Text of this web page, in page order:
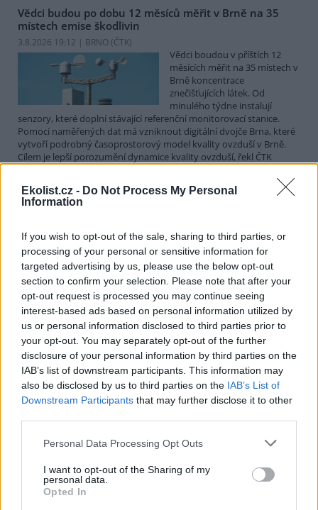
Ekolist.cz - Do Not Process My Personal
Information
If you wish to opt-out of the sale, sharing to third parties, or
processing of your personal or sensitive information for
targeted advertising by us, please use the below opt-out
section to confirm your selection. Please note that after your
opt-out request is processed you may continue seeing
interest-based ads based on personal information utilized by
us or personal information disclosed to third parties prior to
your opt-out. You may separately opt-out of the further
disclosure of your personal information by third parties on the
IAB’s list of downstream participants. This information may
also be disclosed by us to third parties on the IAB’s List of
Downstream Participants that may further disclose it to other
Personal Data Processing Opt Outs
I want to opt-out of the Sharing of my
personal data.
Opted In
Vědci budou po dobu 12 měsíců měřit v Brně na 35
místech emise škodlivin
3.8.2026 19:12 | BRNO (ČTK)
Vědci boudou v příštích 12
měsících měřit na 35 místech v
Brně koncentrace
znečišťujících látek. Od
minulého týdne instalují
senzory, které doplní stávající referenční monitorovací stanice.
Pomocí naměřených dat má vzniknout digitální dvojče Brna, které
vytvoří podrobný časoprostorový model kvality ovzduší v Brně.
Cílem je lepší porozumění dynamice kvality ovzduší, řekl ČTK
Soutěska Sibiř v Teplických skalách v létě chladí, dnes
3.8.2026 16:12 | TEPLICE NAD METUJÍ (ČTK)
Zájem o Teplické skály na
Náchodsku je v letních
měsících značný. Lidé
vyhledávají ve vedrech
příjemné klima skalních měst.
Příkladem je soutěska Sibiř, kde je v létě teplotní rozdíl nejméně 15
stupňů Celsia. ČTK to řekla tajemnice městského úřadu v Teplicích
nad Metují Markéta Strnadová. Teplické skály patří městu. Do
soutěsky Sibiř se lze dostat běžně, je součástí prohlídkového
okruhu.
Farmáři mají kvůli suchu problémy s nedostatkem
sena na krmení
3.8.2026 15:55 | ŽELEZNÝ ÚJEZD ( ČTK
Diskuse: 12
dalších částech Česka mají